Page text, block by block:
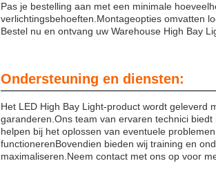
Pas je bestelling aan met een minimale
verlichtingsbehoeften.Montageopties omvatten
Bestel nu en ontvang uw Warehouse High Bay
Ondersteuning en diensten:
Het LED High Bay Light-product wordt geleverd
garanderen.Ons team van ervaren technici
helpen bij het oplossen van eventuele
functionerenBovendien bieden wij training en
maximaliseren.Neem contact met ons op voor